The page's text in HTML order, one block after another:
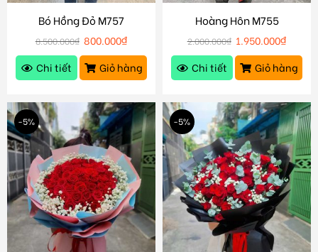
Bó Hồng Đỏ M757
8.500.000₫ 800.000₫
Chi tiết
Giỏ hàng
Hoàng Hôn M755
2.000.000₫ 1.950.000₫
Chi tiết
Giỏ hàng
-5% -5%